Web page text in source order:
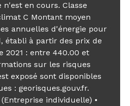
en cours. Classe
C Montant moyen
annuelles d'énergie pour
établi à partir des prix de
2021 : entre 440.00 et
sur les risques
exposé sont disponibles
: georisques.gouv.fr.
individuelle) •